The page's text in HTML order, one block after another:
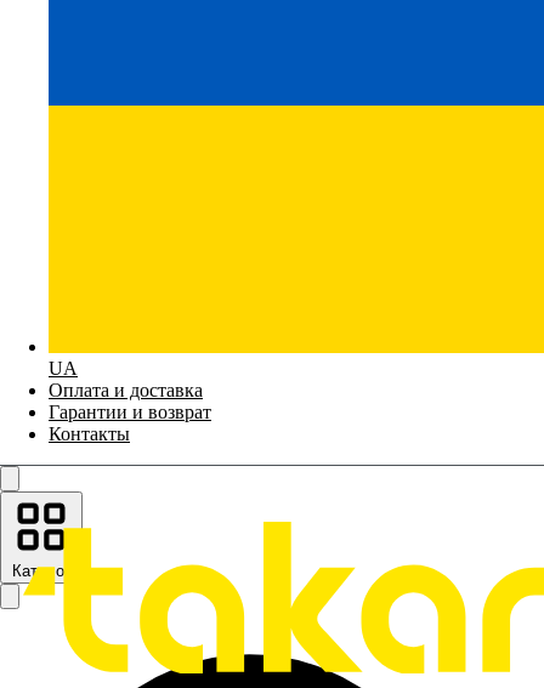
UA
Оплата и доставка
Гарантии и возврат
Контакты
Каталог